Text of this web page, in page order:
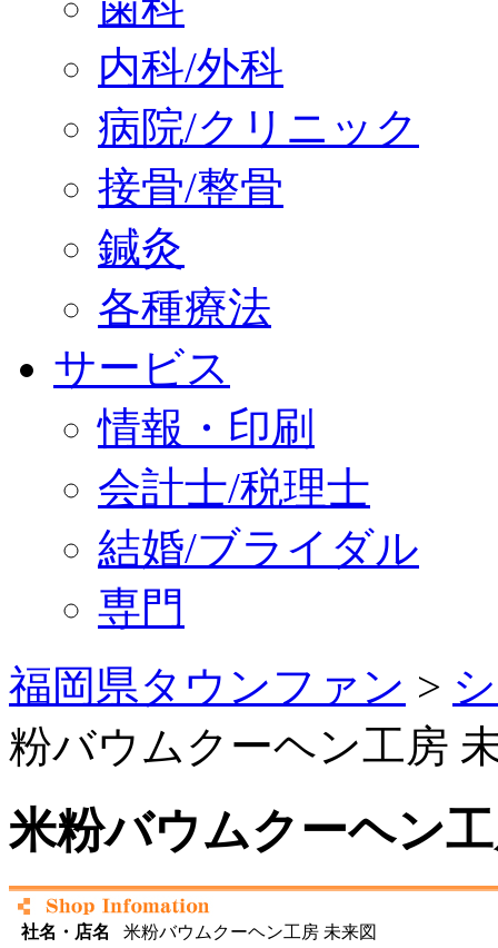
内科/外科
病院/クリニック
接骨/整骨
鍼灸
各種療法
サービス
情報・印刷
会計士/税理士
結婚/ブライダル
専門
福岡県タウンファン >
粉バウムクーヘン工房
米粉バウムクーヘン
社名・店名
米粉バウムクーヘン工房 未来図